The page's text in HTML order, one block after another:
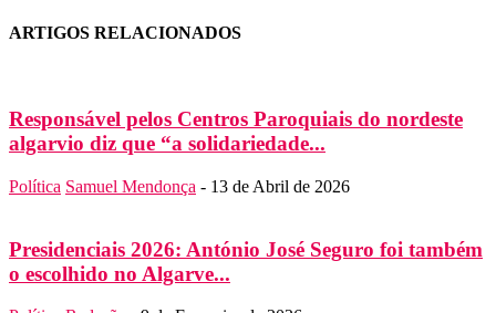
ARTIGOS RELACIONADOS
Responsável pelos Centros Paroquiais do nordeste
algarvio diz que “a solidariedade...
Política Samuel Mendonça - 13 de Abril de 2026
Presidenciais 2026: António José Seguro foi também
o escolhido no Algarve...